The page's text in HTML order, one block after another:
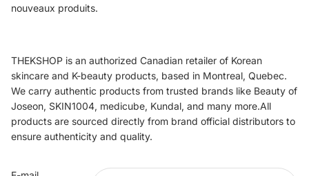
nouveaux produits.
THEKSHOP is an authorized Canadian retailer of Korean
skincare and K-beauty products, based in Montreal, Quebec.
We carry authentic products from trusted brands like Beauty of
Joseon, SKIN1004, medicube, Kundal, and many more.All
products are sourced directly from brand official distributors to
ensure authenticity and quality.